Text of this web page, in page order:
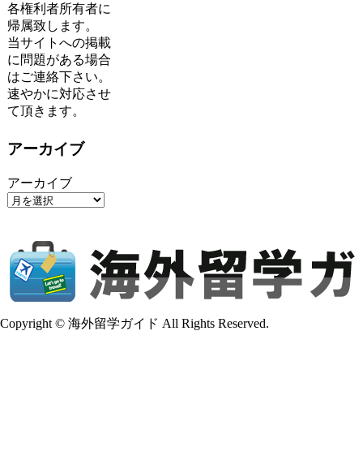
各権利者所有者に
帰属致します。
当サイトへの掲載
に問題がある場合
はご連絡下さい。
速やかに対応させ
て頂きます。
アーカイブ
アーカイブ
Copyright © 海外留学ガイド All Rights Reserved.